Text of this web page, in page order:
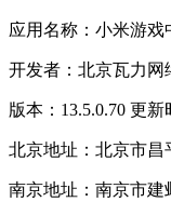
应用名称：小米游戏
开发者：北京瓦力网
版本：13.5.0.70 更新
北京地址：北京市昌
南京地址：南京市建